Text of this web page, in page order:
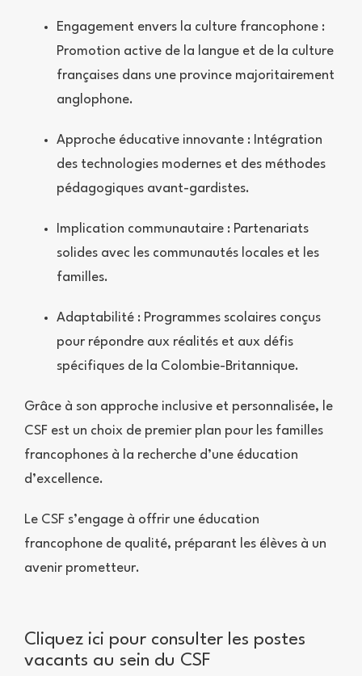
Engagement envers la culture francophone :
Promotion active de la langue et de la culture
françaises dans une province majoritairement
anglophone.
Approche éducative innovante : Intégration
des technologies modernes et des méthodes
pédagogiques avant-gardistes.
Implication communautaire : Partenariats
solides avec les communautés locales et les
familles.
Adaptabilité : Programmes scolaires conçus
pour répondre aux réalités et aux défis
spécifiques de la Colombie-Britannique.
Grâce à son approche inclusive et personnalisée, le
CSF est un choix de premier plan pour les familles
francophones à la recherche d’une éducation
d’excellence.
Le CSF s’engage à offrir une éducation
francophone de qualité, préparant les élèves à un
avenir prometteur.
Cliquez ici pour consulter les postes
vacants au sein du CSF